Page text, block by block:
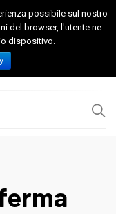
nella Capitanata
possibile sul nostro
del browser, l'utente ne
dispositivo.